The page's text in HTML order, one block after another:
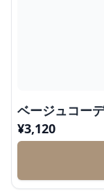
ベージュコー
¥3,120